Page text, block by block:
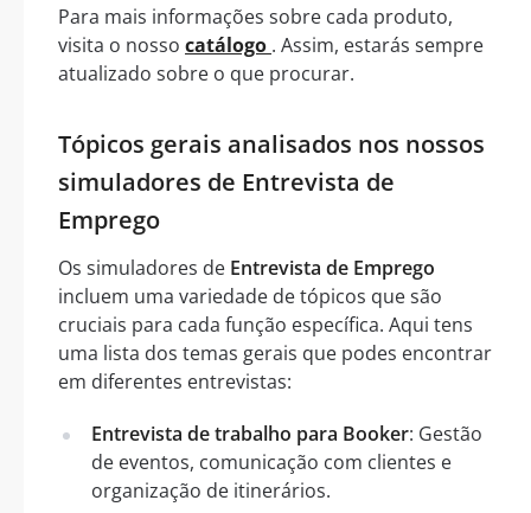
Para mais informações sobre cada produto,
visita o nosso catálogo . Assim, estarás sempre
atualizado sobre o que procurar.
Tópicos gerais analisados nos nossos
simuladores de Entrevista de
Emprego
Os simuladores de Entrevista de Emprego
incluem uma variedade de tópicos que são
cruciais para cada função específica. Aqui tens
uma lista dos temas gerais que podes encontrar
em diferentes entrevistas:
Entrevista de trabalho para Booker: Gestão
de eventos, comunicação com clientes e
organização de itinerários.